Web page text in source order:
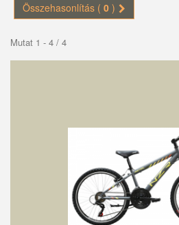
Összehasonlítás ( 0 )
Mutat 1 - 4 / 4